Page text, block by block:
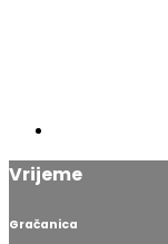
Vrijeme
Gračanica
Vedro